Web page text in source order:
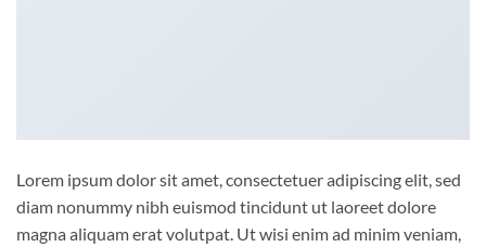
Lorem ipsum dolor sit amet, consectetuer adipiscing elit, sed
diam nonummy nibh euismod tincidunt ut laoreet dolore
magna aliquam erat volutpat. Ut wisi enim ad minim veniam,